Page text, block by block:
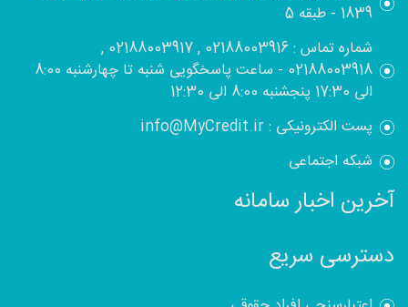
1839 - طبقه 5
شماره تماس : 02188003916 , 02188003917 ,
02188003918 - ساعت پاسخگویی شنبه تا چهارشنبه 8:00
الی 17:30 پنجشنبه 8:00 الی 12:30
پست الکترونیکی : info@MyCredit.ir
شبکه اجتماعی
آخرین اخبار سامانه
دسترسی سریع